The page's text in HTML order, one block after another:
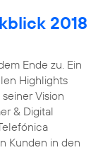
2018
Ende zu. Ein
Highlights
Vision
& Digital
Kunden in den